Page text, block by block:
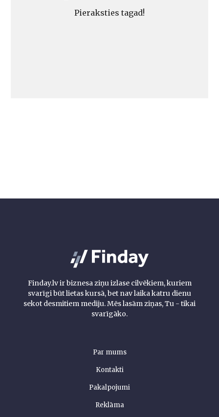
Pieraksties tagad!
Finday.lv ir biznesa ziņu izlase cilvēkiem, kuriem
svarīgi būt lietas kursā, bet nav laika katru dienu
sekot desmitiem mediju. Mēs lasām ziņas, Tu - tikai
svarīgāko.
Par mums
Kontakti
Pakalpojumi
Reklāma